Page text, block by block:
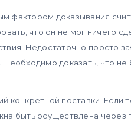
фактором доказывания
что он не мог ничего
Недостаточно просто
доказать, что
конкретной поставки. Если
быть осуществлена через